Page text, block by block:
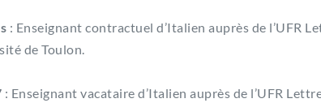
: Enseignant contractuel d’Italien auprès de l’UFR
de Toulon.
: Enseignant vacataire d’Italien auprès de l’UFR